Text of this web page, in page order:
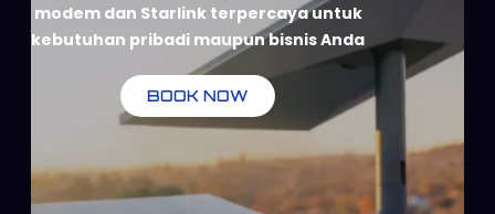
modem dan Starlink terpercaya untuk
kebutuhan pribadi maupun bisnis Anda
BOOK NOW